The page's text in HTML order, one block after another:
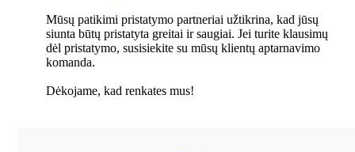
Mūsų patikimi pristatymo partneriai užtikrina, kad jūsų
siunta būtų pristatyta greitai ir saugiai. Jei turite klausimų
dėl pristatymo, susisiekite su mūsų klientų aptarnavimo
komanda.
Dėkojame, kad renkates mus!